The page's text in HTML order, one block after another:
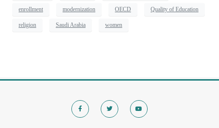
enrollment modernization OECD Quality of Education
religion Saudi Arabia women